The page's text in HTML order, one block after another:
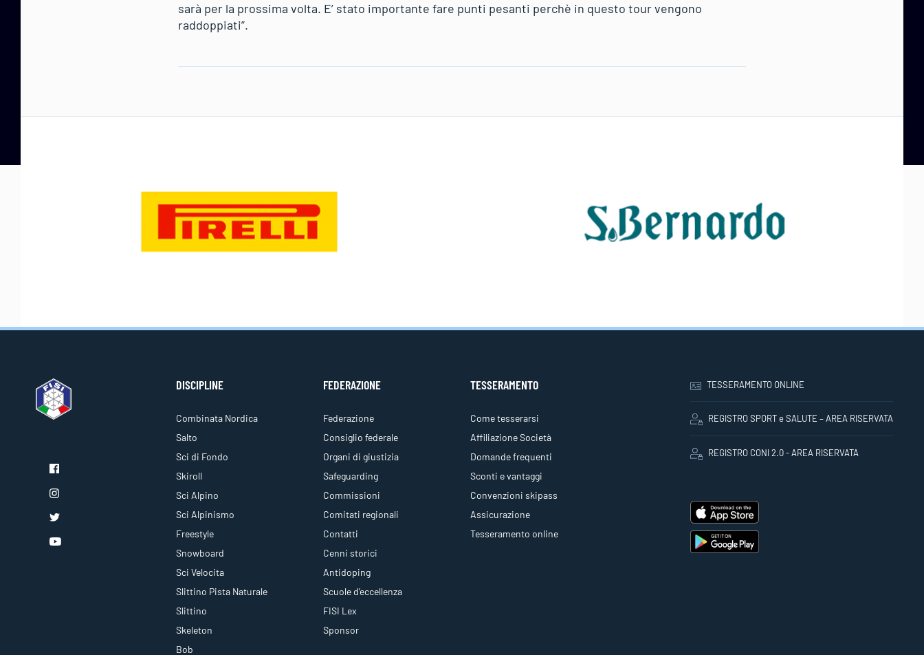
sarà per la prossima volta. E’ stato importante fare punti pesanti perchè in questo tour vengono
raddoppiati”.
DISCIPLINE
Combinata Nordica
Salto
Sci di Fondo
Skiroll
Sci Alpino
Sci Alpinismo
Freestyle
Snowboard
Sci Velocita
Slittino Pista Naturale
Slittino
Skeleton
Bob
FEDERAZIONE
Federazione
Consiglio federale
Organi di giustizia
Safeguarding
Commissioni
Comitati regionali
Contatti
Cenni storici
Antidoping
Scuole d'eccellenza
FISI Lex
Sponsor
TESSERAMENTO
Come tesserarsi
Affiliazione Società
Domande frequenti
Sconti e vantaggi
Convenzioni skipass
Assicurazione
Tesseramento online
TESSERAMENTO ONLINE
REGISTRO SPORT e SALUTE – AREA RISERVATA
REGISTRO CONI 2.0 - AREA RISERVATA